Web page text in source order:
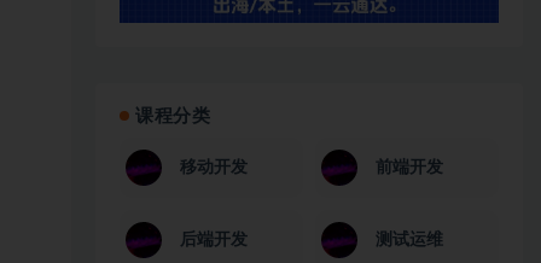
课程分类
移动开发 前端开发
后端开发 测试运维